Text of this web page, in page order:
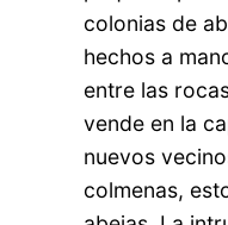
colonias de
hechos a
entre las
vende en la
nuevos
colmenas,